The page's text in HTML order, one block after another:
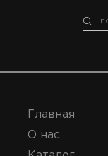
Главная
О нас